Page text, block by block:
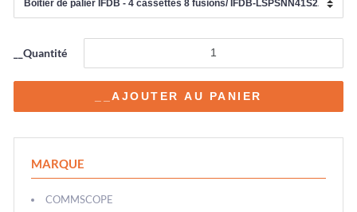
__Quantité
MARQUE
COMMSCOPE